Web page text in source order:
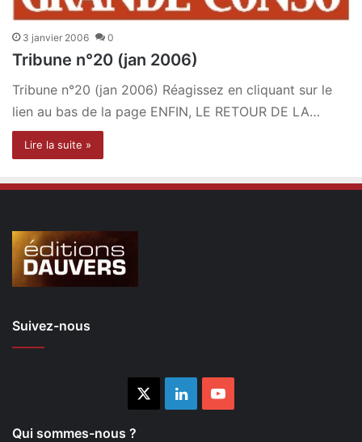
3 janvier 2006 0
Tribune n°20 (jan 2006)
Tribune n°20 (jan 2006) Réagissez en cliquant sur le
lien au bas de la page ENFIN, LE RETOUR DE LA…
Lire la suite »
Suivez-nous
LinkedinYouTube
Qui sommes-nous ?